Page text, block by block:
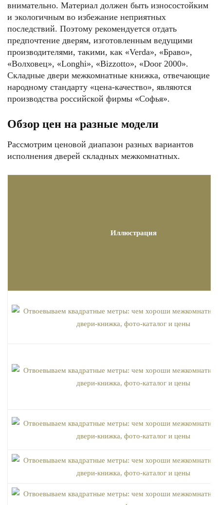
внимательно. Материал должен быть износостойким
и экологичным во избежание неприятных
последствий. Поэтому рекомендуется отдать
предпочтение дверям, изготовленным ведущими
производителями, такими, как «Verda», «Браво»,
«Волховец», «Longhi», «Bizzotto», «Door 2000».
Складные двери межкомнатные книжка, отвечающие
народному стандарту «цена-качество», являются
производства российской фирмы «Софья».
Обзор цен на разные модели
Рассмотрим ценовой диапазон разных вариантов
исполнения дверей складных межкомнатных.
Иллюстрация